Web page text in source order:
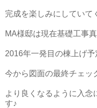
完成を楽しみにしていて
MA様邸は現在基礎工事
2016年一発目の棟上げ予
今から図面の最終チェッ
より良くなるように入念
す♪